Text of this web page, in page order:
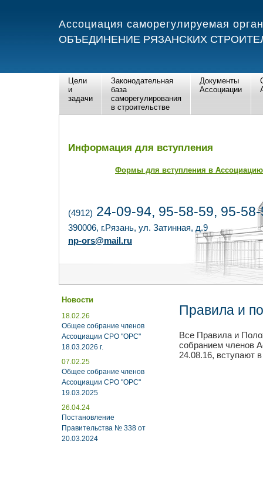
Ассоциация саморегулируемая
ОБЪЕДИНЕНИЕ РЯЗАНСКИХ
Цели
и
задачи
Законодательная
база
саморегулирования
в строительстве
Документы
Ассоциации
Информация для вступления
Формы для вступления в Ассоциацию
(4912) 24-09-94, 95-58-59, 95-
390006, г.Рязань, ул. Затинная, д.9
np-ors@mail.ru
Новости
18.02.26
Общее собрание членов
Ассоциации СРО "ОРС"
18.03.2026 г.
07.02.25
Общее собрание членов
Ассоциации СРО "ОРС"
19.03.2025
26.04.24
Постановление
Правительства № 338 от
20.03.2024
Правила и
Все Правила и
собранием членов
24.08.16, вступают